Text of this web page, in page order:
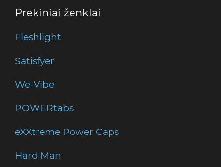
Prekiniai ženklai
Fleshlight
Satisfyer
We-Vibe
POWERtabs
eXXtreme Power Caps
Hard Man